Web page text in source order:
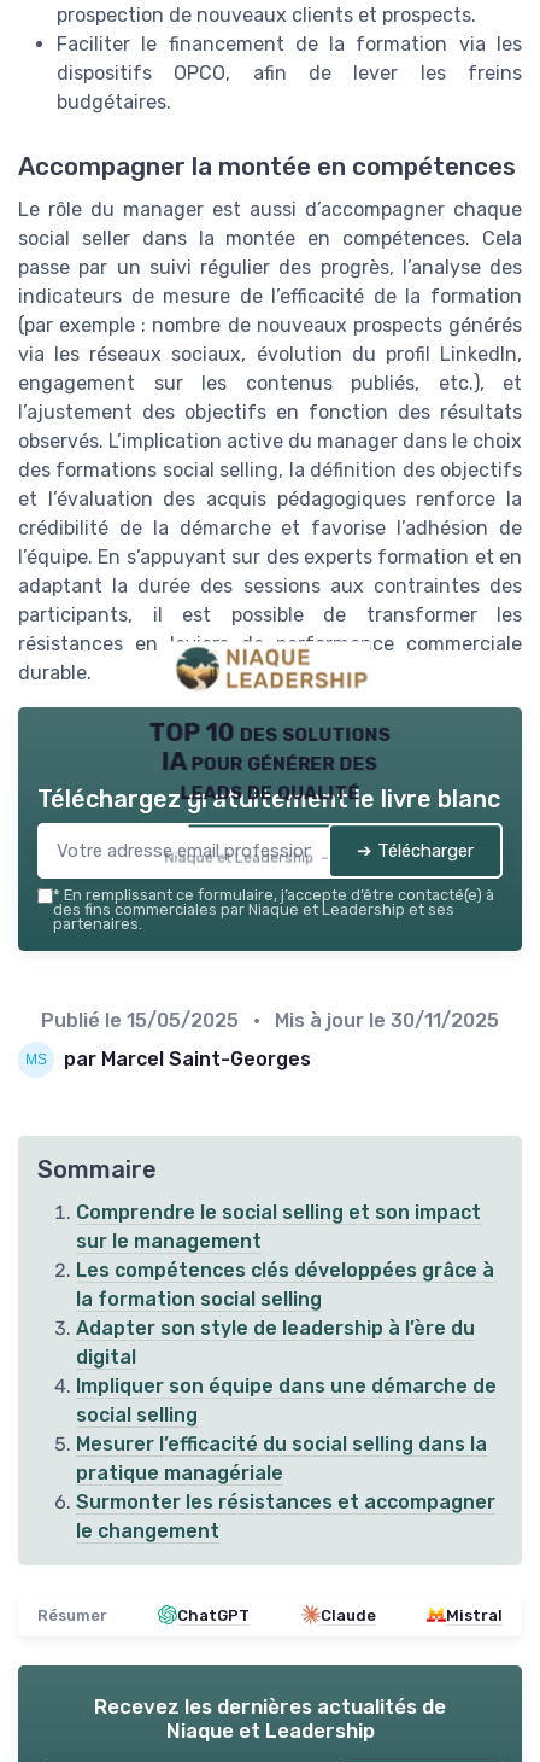
prospection de nouveaux clients et prospects.
Faciliter le financement de la formation via les
dispositifs OPCO, afin de lever les freins
budgétaires.
Accompagner la montée en compétences
Le rôle du manager est aussi d’accompagner chaque
social seller dans la montée en compétences. Cela
passe par un suivi régulier des progrès, l’analyse des
indicateurs de mesure de l’efficacité de la formation
(par exemple : nombre de nouveaux prospects générés
via les réseaux sociaux, évolution du profil LinkedIn,
engagement sur les contenus publiés, etc.), et
l’ajustement des objectifs en fonction des résultats
observés. L’implication active du manager dans le choix
des formations social selling, la définition des objectifs
et l’évaluation des acquis pédagogiques renforce la
crédibilité de la démarche et favorise l’adhésion de
l’équipe. En s’appuyant sur des experts formation et en
adaptant la durée des sessions aux contraintes des
participants, il est possible de transformer les
résistances en leviers de performance commerciale
durable.
TOP 10 des solutions
IA pour générer des
leads de qualité
Niaque et Leadership — 2026
Téléchargez gratuitement le livre blanc
➔ Télécharger
* En remplissant ce formulaire, j’accepte d’être contacté(e) à
des fins commerciales par Niaque et Leadership et ses
partenaires.
Publié le 15/05/2025 • Mis à jour le 30/11/2025
par Marcel Saint-Georges
Sommaire
Comprendre le social selling et son impact
sur le management
Les compétences clés développées grâce à
la formation social selling
Adapter son style de leadership à l’ère du
digital
Impliquer son équipe dans une démarche de
social selling
Mesurer l’efficacité du social selling dans la
pratique managériale
Surmonter les résistances et accompagner
le changement
Résumer ChatGPT Claude Mistral
Recevez les dernières actualités de
Niaque et Leadership